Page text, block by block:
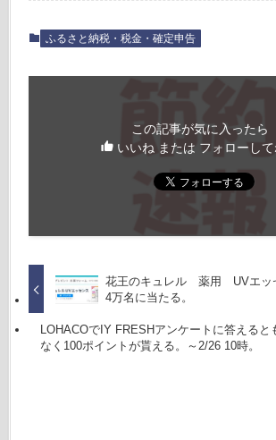
ふるさと納税・税金・確定申告
この記事が気に入ったら
いいね または フォローして
花王のキュレル 薬用 UVエッ
4万名に当たる。
LOHACOでIY FRESHアンケートに答えると
なく100ポイントが貰える。～2/26 10時。